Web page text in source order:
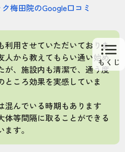
梅田院のGoogle口コミ
利用させていただいておりま
人から教えてもらい通い始め
が、施設内も清潔で、通う度
ところ効果を実感していま
混んでいる時期もあります
体等間隔に取ることができる
ます。